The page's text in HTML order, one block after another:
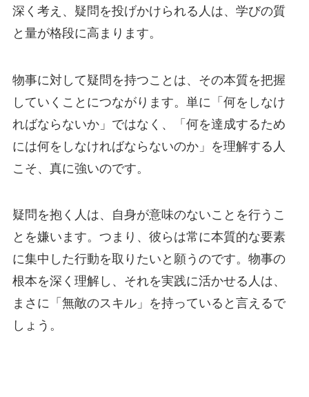
深く考え、疑問を投げかけられる人は、学びの質
と量が格段に高まります。
物事に対して疑問を持つことは、その本質を把握
していくことにつながります。単に「何をしなけ
ればならないか」ではなく、「何を達成するため
には何をしなければならないのか」を理解する人
こそ、真に強いのです。
疑問を抱く人は、自身が意味のないことを行うこ
とを嫌います。つまり、彼らは常に本質的な要素
に集中した行動を取りたいと願うのです。物事の
根本を深く理解し、それを実践に活かせる人は、
まさに「無敵のスキル」を持っていると言えるで
しょう。